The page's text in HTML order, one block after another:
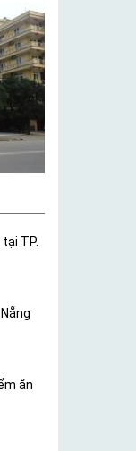
TP.
ăn